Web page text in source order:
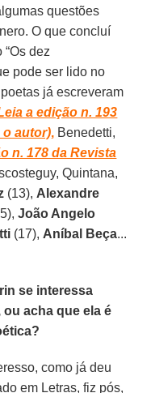
questões
O que concluí
dez
pode ser lido no
já escreveram
a edição n. 193
o autor), Benedetti,
n. 178 da Revista
Quintana,
(13), Alexandre
João Angelo
(17), Aníbal Beça...
se interessa
acha que ela é
como já deu
em Letras, fiz pós,